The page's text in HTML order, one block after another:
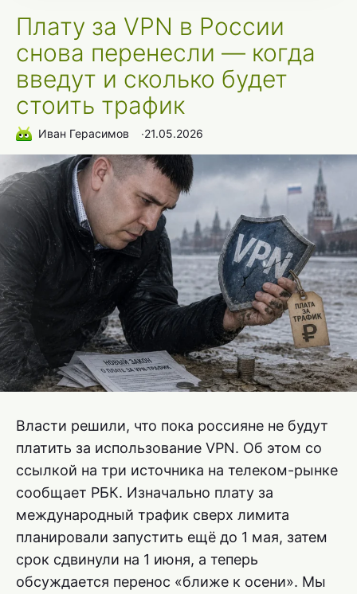
Плату за VPN в России
снова перенесли — когда
введут и сколько будет
стоить трафик
Иван Герасимов ∙21.05.2026
Власти решили, что пока россияне не будут
платить за использование VPN. Об этом со
ссылкой на три источника на телеком-рынке
сообщает РБК. Изначально плату за
международный трафик сверх лимита
планировали запустить ещё до 1 мая, затем
срок сдвинули на 1 июня, а теперь
обсуждается перенос «ближе к осени». Мы